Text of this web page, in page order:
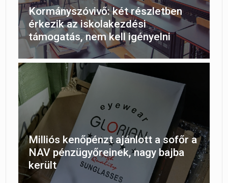
Kormányszóvivő: két részletben
érkezik az iskolakezdési
támogatás, nem kell igényelni
Milliós kenőpénzt ajánlott a sofőr a
NAV pénzügyőreinek, nagy bajba
került